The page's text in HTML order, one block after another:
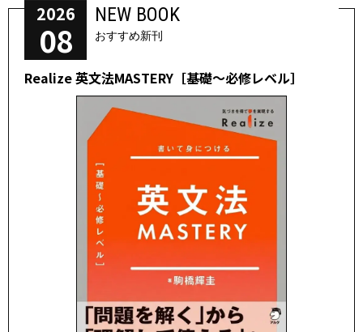
2026
08
NEW BOOK
おすすめ新刊
Realize 英文法MASTERY［基礎～必修レベル］